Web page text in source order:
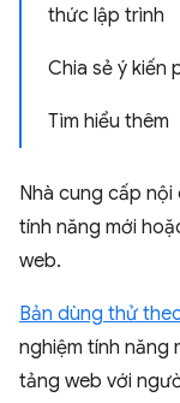
thức lập trình
Chia sẻ ý kiến
Tìm hiểu thêm
Nhà cung cấp
tính năng mới
web.
Bản dùng thử
nghiệm tính năng
tảng web với